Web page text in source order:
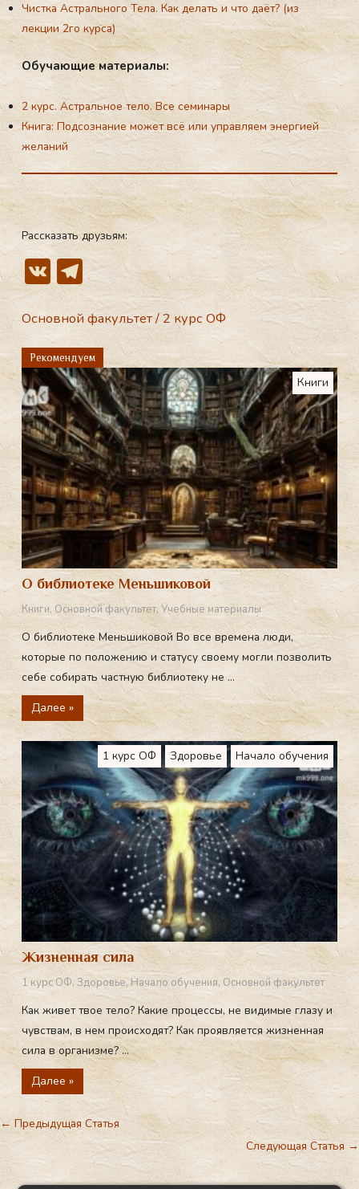
Чистка Астрального Тела. Как делать и что даёт? (из
лекции 2го курса)
Обу­ча­ющие ма­те­ри­алы:
2 курс. Астральнoе тело. Все семи­нары
Книга: Подсознание может всё или управляем энергией
желаний
Рассказать друзьям:
V
K
T
el
e
gr
a
m
Основной факультет/2 курс ОФ
Рекомендуем
Книги
О библиотеке Меньшиковой
Книги, Основной факультет,Учебные материалы
О библиотеке Меньшиковой Во все времена люди,
которые по положению и статусу своему могли позволить
себе собирать частную библиотеку не ...
Далее »
1 курс ОФ Здоровье Начало обучения
Жизненная сила
1 курс ОФ,Здоровье,Начало обучения,Основной факультет
Как живет твое тело? Какие процессы, не видимые глазу и
чувствам, в нем происходят? Как проявляется жизненная
сила в организме? ...
Далее »
←Предыдущая Статья
Следующая Статья→